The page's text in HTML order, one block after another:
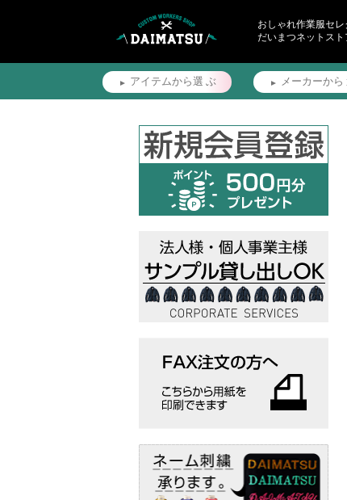
おしゃれ作業服セ
だいまつネットスト
アイテムから選 ぶ メーカーから